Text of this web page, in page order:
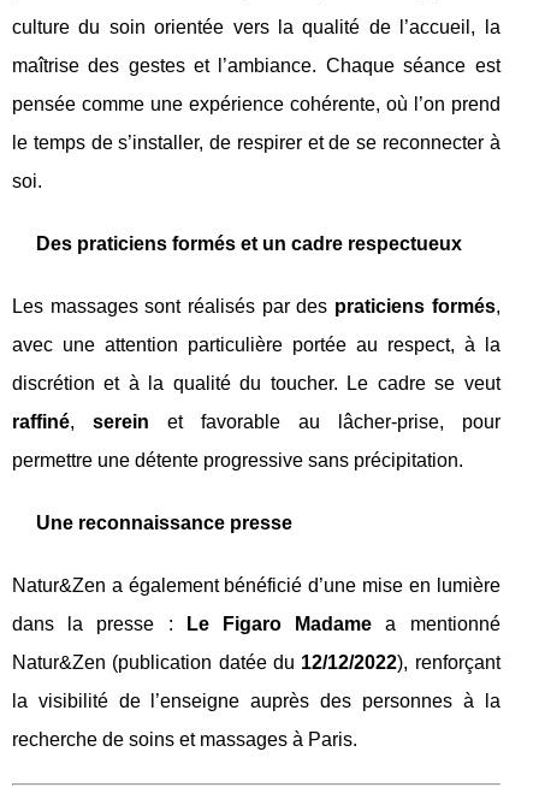
culture du soin orientée vers la qualité de l’accueil, la
maîtrise des gestes et l’ambiance. Chaque séance est
pensée comme une expérience cohérente, où l’on prend
le temps de s’installer, de respirer et de se reconnecter à
soi.
Des praticiens formés et un cadre respectueux
Les massages sont réalisés par des praticiens formés,
avec une attention particulière portée au respect, à la
discrétion et à la qualité du toucher. Le cadre se veut
raffiné, serein et favorable au lâcher-prise, pour
permettre une détente progressive sans précipitation.
Une reconnaissance presse
Natur&Zen a également bénéficié d’une mise en lumière
dans la presse :
Le Figaro Madame a mentionné
Natur&Zen (publication datée du 12/12/2022), renforçant
la visibilité de l’enseigne auprès des personnes à la
recherche de soins et massages à Paris.